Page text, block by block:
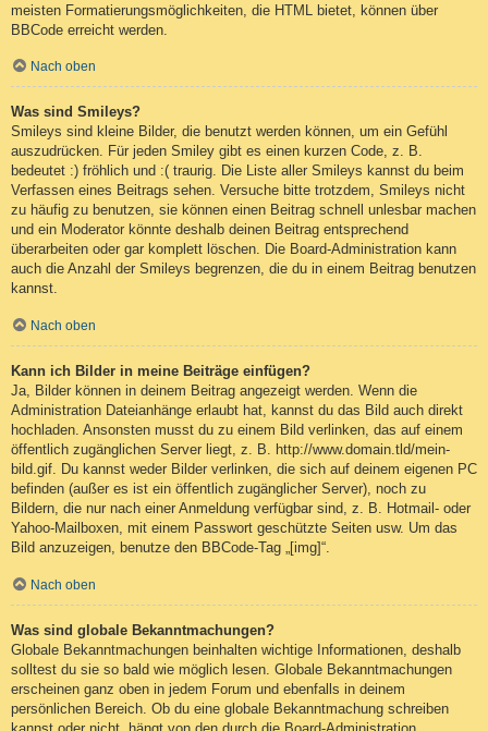
meisten Formatierungsmöglichkeiten, die HTML bietet, können über
BBCode erreicht werden.
Nach oben
Was sind Smileys?
Smileys sind kleine Bilder, die benutzt werden können, um ein Gefühl
auszudrücken. Für jeden Smiley gibt es einen kurzen Code, z. B.
bedeutet :) fröhlich und :( traurig. Die Liste aller Smileys kannst du beim
Verfassen eines Beitrags sehen. Versuche bitte trotzdem, Smileys nicht
zu häufig zu benutzen, sie können einen Beitrag schnell unlesbar machen
und ein Moderator könnte deshalb deinen Beitrag entsprechend
überarbeiten oder gar komplett löschen. Die Board-Administration kann
auch die Anzahl der Smileys begrenzen, die du in einem Beitrag benutzen
kannst.
Nach oben
Kann ich Bilder in meine Beiträge einfügen?
Ja, Bilder können in deinem Beitrag angezeigt werden. Wenn die
Administration Dateianhänge erlaubt hat, kannst du das Bild auch direkt
hochladen. Ansonsten musst du zu einem Bild verlinken, das auf einem
öffentlich zugänglichen Server liegt, z. B. http://www.domain.tld/mein-
bild.gif. Du kannst weder Bilder verlinken, die sich auf deinem eigenen PC
befinden (außer es ist ein öffentlich zugänglicher Server), noch zu
Bildern, die nur nach einer Anmeldung verfügbar sind, z. B. Hotmail- oder
Yahoo-Mailboxen, mit einem Passwort geschützte Seiten usw. Um das
Bild anzuzeigen, benutze den BBCode-Tag „[img]“.
Nach oben
Was sind globale Bekanntmachungen?
Globale Bekanntmachungen beinhalten wichtige Informationen, deshalb
solltest du sie so bald wie möglich lesen. Globale Bekanntmachungen
erscheinen ganz oben in jedem Forum und ebenfalls in deinem
persönlichen Bereich. Ob du eine globale Bekanntmachung schreiben